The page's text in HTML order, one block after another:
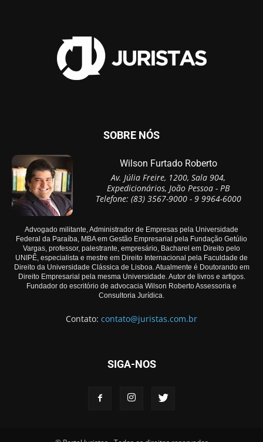
SOBRE NÓS
Wilson Furtado Roberto
Av. Júlia Freire, 1200, Sala 904,
Expedicionários, João Pessoa - PB
Telefone: (83) 3567-9000 - 9 9964-6000
Advogado militante, Administrador de Empresas pela Universidade
Federal da Paraíba, MBA em Gestão Empresarial pela Fundação Getúlio
Vargas, professor, palestrante, empresário, Bacharel em Direito pelo
UNIPÊ, especialista e mestre em Direito Internacional pela Faculdade de
Direito da Universidade Clássica de Lisboa. Atualmente é Doutorando em
Direito Empresarial pela mesma Universidade. Autor de livros e artigos.
Fundador do escritório de advocacia Wilson Roberto Assessoria e
Consultoria Jurídica.
Contato: contato@juristas.com.br
SIGA-NOS